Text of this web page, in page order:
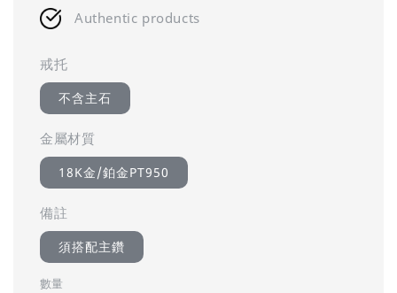
Authentic products
戒托
不含主石
金屬材質
18K金/鉑金PT950
備註
須搭配主鑽
數量